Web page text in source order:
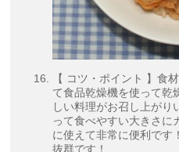
【 コツ・ポイント 】食
て食品乾燥機を使って乾
しい料理がお召し上がり
って食べやすい大きさに
に使えて非常に便利です
抜群です！